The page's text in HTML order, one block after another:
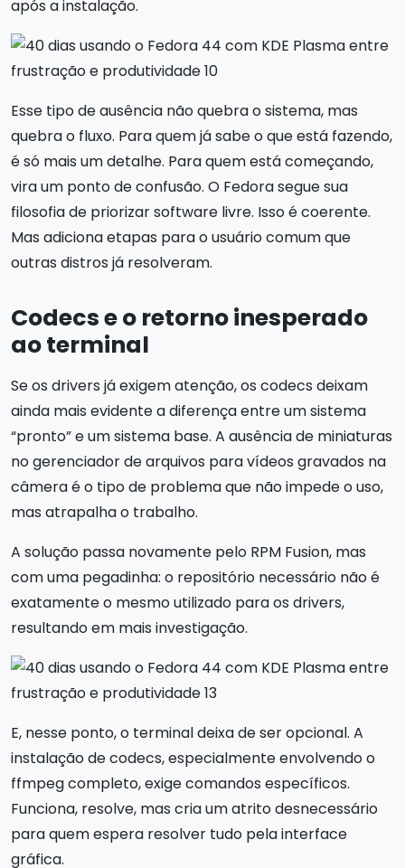
após a instalação.
Esse tipo de ausência não quebra o sistema, mas
quebra o fluxo. Para quem já sabe o que está fazendo,
é só mais um detalhe. Para quem está começando,
vira um ponto de confusão. O Fedora segue sua
filosofia de priorizar software livre. Isso é coerente.
Mas adiciona etapas para o usuário comum que
outras distros já resolveram.
Codecs e o retorno inesperado
ao terminal
Se os drivers já exigem atenção, os codecs deixam
ainda mais evidente a diferença entre um sistema
“pronto” e um sistema base. A ausência de miniaturas
no gerenciador de arquivos para vídeos gravados na
câmera é o tipo de problema que não impede o uso,
mas atrapalha o trabalho.
A solução passa novamente pelo RPM Fusion, mas
com uma pegadinha: o repositório necessário não é
exatamente o mesmo utilizado para os drivers,
resultando em mais investigação.
E, nesse ponto, o terminal deixa de ser opcional. A
instalação de codecs, especialmente envolvendo o
ffmpeg completo, exige comandos específicos.
Funciona, resolve, mas cria um atrito desnecessário
para quem espera resolver tudo pela interface
gráfica.